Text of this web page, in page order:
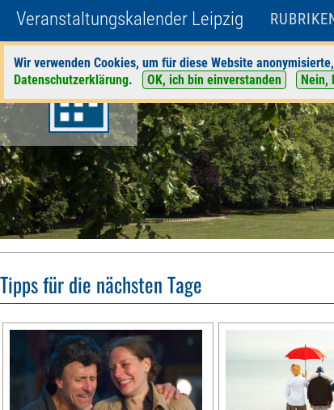
Veranstaltungskalender Leipzig
Wir verwenden Cookies, um für diese Website
Datenschutzerklärung. OK, ich bin einverstanden Nein,
Tipps für die nächsten Tage